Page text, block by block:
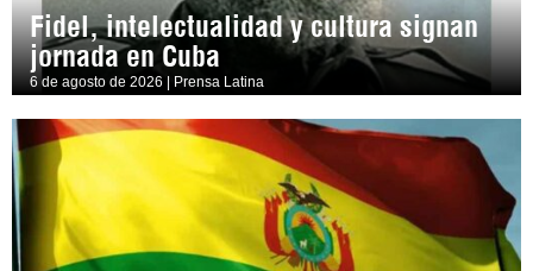
Fidel, intelectualidad y cultura signan
jornada en Cuba
6 de agosto de 2026 | Prensa Latina